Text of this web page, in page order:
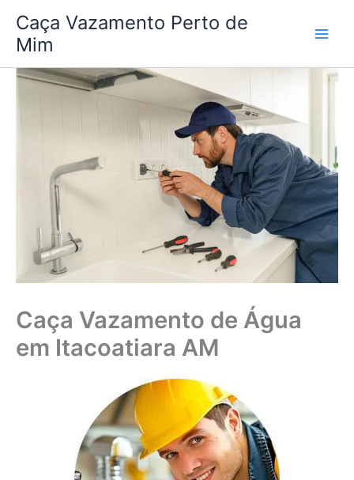
para
conteúdo
Caça Vazamento Perto de
Mim
Caça Vazamento de Água
em Itacoatiara AM